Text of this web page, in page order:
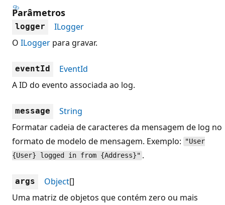
Parâmetros
logger
ILogger
O ILogger para gravar.
eventId
EventId
A ID do evento associada ao log.
message
String
Formatar cadeia de caracteres da mensagem de log no
formato de modelo de mensagem. Exemplo:
"User
{User} logged in from {Address}" .
args Object[]
Uma matriz de objetos que contém zero ou mais